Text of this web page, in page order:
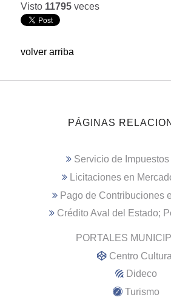
Visto 11795 veces
volver arriba
PÁGINAS
Servicio de
Licitaciones en
Pago de Contribuciones
Crédito Aval del Estado;
PORTALES
Centro Cultural
Dideco
Turismo